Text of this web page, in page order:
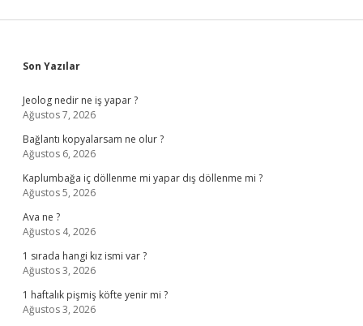
Sidebar
Son Yazılar
Jeolog nedir ne iş yapar ?
Ağustos 7, 2026
Bağlantı kopyalarsam ne olur ?
Ağustos 6, 2026
Kaplumbağa iç döllenme mi yapar dış döllenme mi ?
Ağustos 5, 2026
Ava ne ?
Ağustos 4, 2026
1 sırada hangi kız ismi var ?
Ağustos 3, 2026
1 haftalık pişmiş köfte yenir mi ?
Ağustos 3, 2026